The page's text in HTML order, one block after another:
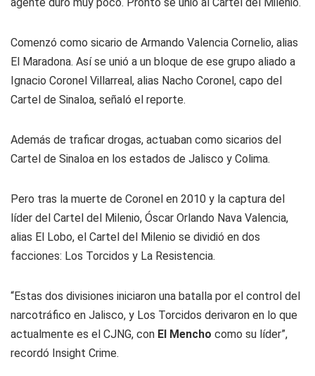
Comenzó como sicario de Armando Valencia Cornelio, alias
El Maradona. Así se unió a un bloque de ese grupo aliado a
Ignacio Coronel Villarreal, alias Nacho Coronel, capo del
Cartel de Sinaloa, señaló el reporte.
Además de traficar drogas, actuaban como sicarios del
Cartel de Sinaloa en los estados de Jalisco y Colima.
Pero tras la muerte de Coronel en 2010 y la captura del
líder del Cartel del Milenio, Óscar Orlando Nava Valencia,
alias El Lobo, el Cartel del Milenio se dividió en dos
facciones: Los Torcidos y La Resistencia.
“Estas dos divisiones iniciaron una batalla por el control del
narcotráfico en Jalisco, y Los Torcidos derivaron en lo que
actualmente es el CJNG, con El Mencho como su líder”,
recordó Insight Crime.